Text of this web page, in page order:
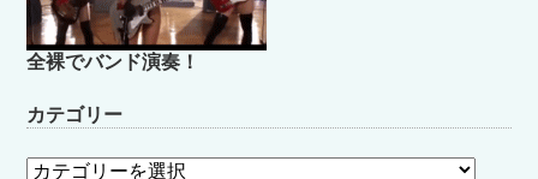
全裸でバンド演奏！
カテゴリー
カ